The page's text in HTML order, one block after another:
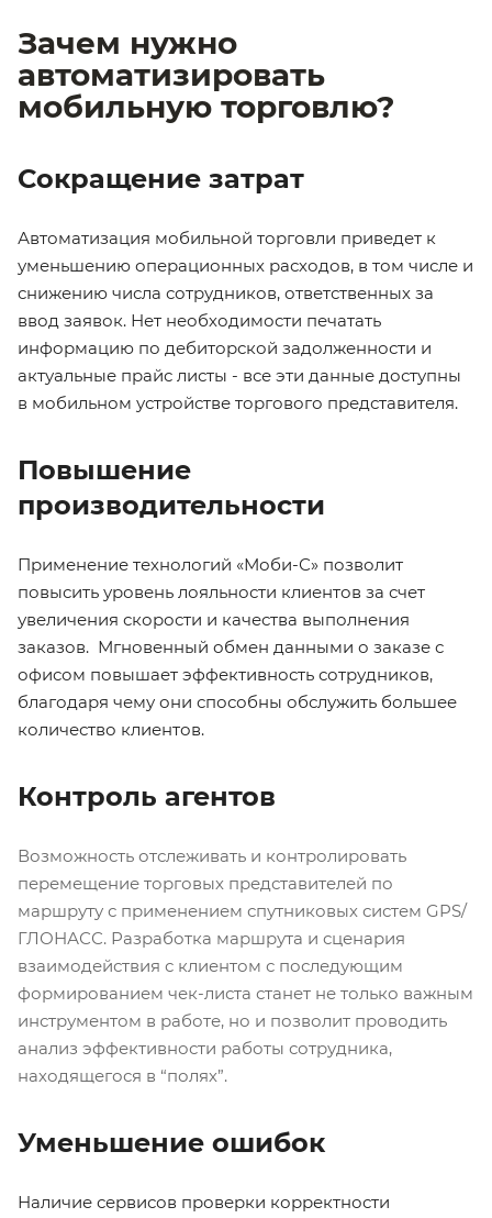
Зачем нужно
автоматизировать
мобильную торговлю?
Сокращение затрат
Автоматизация мобильной торговли приведет к
уменьшению операционных расходов, в том числе и
снижению числа сотрудников, ответственных за
ввод заявок. Нет необходимости печатать
информацию по дебиторской задолженности и
актуальные прайс листы - все эти данные доступны
в мобильном устройстве торгового представителя.
Повышение
производительности
Применение технологий «Моби-С» позволит
повысить уровень лояльности клиентов за счет
увеличения скорости и качества выполнения
заказов. Мгновенный обмен данными о заказе с
офисом повышает эффективность сотрудников,
благодаря чему они способны обслужить большее
количество клиентов.
Контроль агентов
Возможность отслеживать и контролировать
перемещение торговых представителей по
маршруту с применением спутниковых систем GPS/
ГЛОНАСС. Разработка маршрута и сценария
взаимодействия с клиентом с последующим
формированием чек-листа станет не только важным
инструментом в работе, но и позволит проводить
анализ эффективности работы сотрудника,
находящегося в “полях”.
Уменьшение ошибок
Наличие сервисов проверки корректности